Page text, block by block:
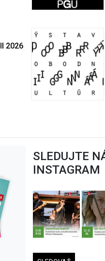
2026 | AUGUSTOVÝ
SLEDUJTE
INSTAGRAM